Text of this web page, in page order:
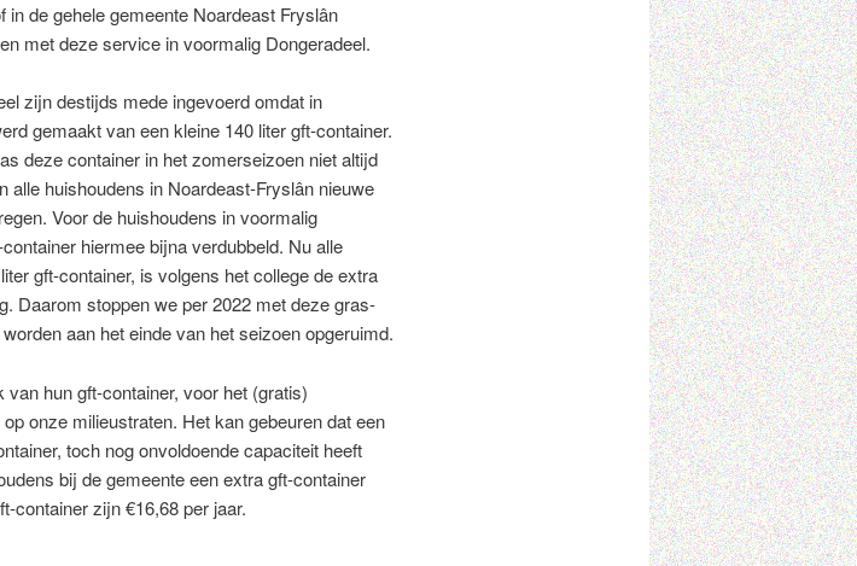
de gehele gemeente Noardeast Fryslân
met deze service in voormalig Dongeradeel.
zijn destijds mede ingevoerd omdat in
gemaakt van een kleine 140 liter gft-container.
deze container in het zomerseizoen niet altijd
alle huishoudens in Noardeast-Fryslân nieuwe
Voor de huishoudens in voormalig
hiermee bijna verdubbeld. Nu alle
gft-container, is volgens het college de extra
Daarom stoppen we per 2022 met deze gras-
aan het einde van het seizoen opgeruimd.
hun gft-container, voor het (gratis)
onze milieustraten. Het kan gebeuren dat een
toch nog onvoldoende capaciteit heeft
bij de gemeente een extra gft-container
container zijn €16,68 per jaar.